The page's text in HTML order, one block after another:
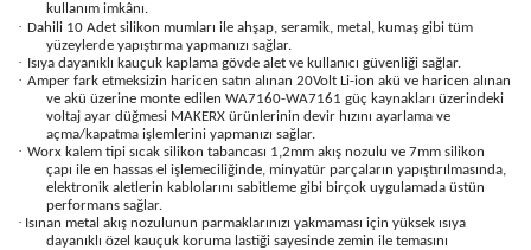
kullanım imkânı.
· Dahili 10 Adet silikon mumları ile ahşap, seramik, metal, kumaş gibi tüm
yüzeylerde yapıştırma yapmanızı sağlar.
· Isıya dayanıklı kauçuk kaplama gövde alet ve kullanıcı güvenliği sağlar.
· Amper fark etmeksizin haricen satın alınan 20Volt Li-ion akü ve haricen alınan
ve akü üzerine monte edilen WA7160-WA7161 güç kaynakları üzerindeki
voltaj ayar düğmesi MAKERX ürünlerinin devir hızını ayarlama ve
açma/kapatma işlemlerini yapmanızı sağlar.
· Worx kalem tipi sıcak silikon tabancası 1,2mm akış nozulu ve 7mm silikon
çapı ile en hassas el işlemeciliğinde, minyatür parçaların yapıştırılmasında,
elektronik aletlerin kablolarını sabitleme gibi birçok uygulamada üstün
performans sağlar.
· Isınan metal akış nozulunun parmaklarınızı yakmaması için yüksek ısıya
dayanıklı özel kauçuk koruma lastiği sayesinde zemin ile temasını